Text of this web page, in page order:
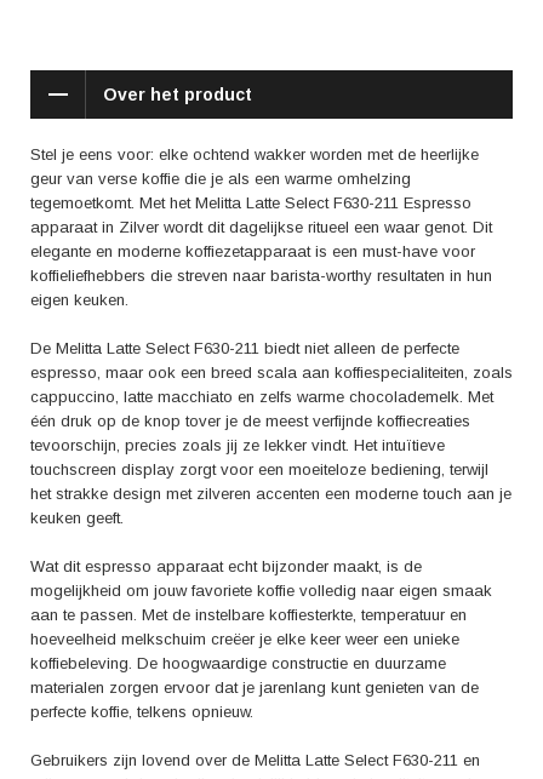
elegantie van het design vaak genoemd als een grote plus.
Stap in de wereld van luxe koffiebereiding met de Melitta Latte Select
F630-211 Espresso apparaat in Zilver. Geniet dag in, dag uit van de
perfecte kop koffie, gemaakt met liefde en precisie, gewoon bij jou thuis.
Maak van elke koffiemoment een verwennerij voor jezelf en je gasten
met dit state-of-the-art espresso apparaat. Laat je keer op keer
betoveren door de verrukkelijke aroma's en rijke smaken die dit
apparaat te bieden heeft. Ervaar zelf het ultieme genot van perfecte koffie
Over het product
Stel je eens voor: elke ochtend wakker worden met de heerlijke
geur van verse koffie die je als een warme omhelzing
tegemoetkomt. Met het Melitta Latte Select F630-211 Espresso
apparaat in Zilver wordt dit dagelijkse ritueel een waar genot. Dit
elegante en moderne koffiezetapparaat is een must-have voor
koffieliefhebbers die streven naar barista-worthy resultaten in hun
eigen keuken.
De Melitta Latte Select F630-211 biedt niet alleen de perfecte
espresso, maar ook een breed scala aan koffiespecialiteiten, zoals
cappuccino, latte macchiato en zelfs warme chocolademelk. Met
één druk op de knop tover je de meest verfijnde koffiecreaties
tevoorschijn, precies zoals jij ze lekker vindt. Het intuïtieve
touchscreen display zorgt voor een moeiteloze bediening, terwijl
het strakke design met zilveren accenten een moderne touch aan je
keuken geeft.
Wat dit espresso apparaat echt bijzonder maakt, is de
mogelijkheid om jouw favoriete koffie volledig naar eigen smaak
aan te passen. Met de instelbare koffiesterkte, temperatuur en
hoeveelheid melkschuim creëer je elke keer weer een unieke
koffiebeleving. De hoogwaardige constructie en duurzame
materialen zorgen ervoor dat je jarenlang kunt genieten van de
perfecte koffie, telkens opnieuw.
Gebruikers zijn lovend over de Melitta Latte Select F630-211 en